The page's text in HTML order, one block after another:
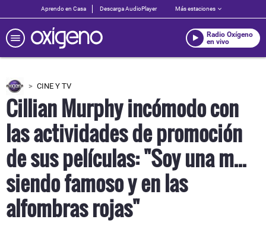
Aprendo en Casa Descarga AudioPlayer Más estaciones
Radio Oxígeno
en vivo
CINE Y TV
Cillian Murphy incómodo con
las actividades de promoción
de sus películas: "Soy una m...
siendo famoso y en las
alfombras rojas"